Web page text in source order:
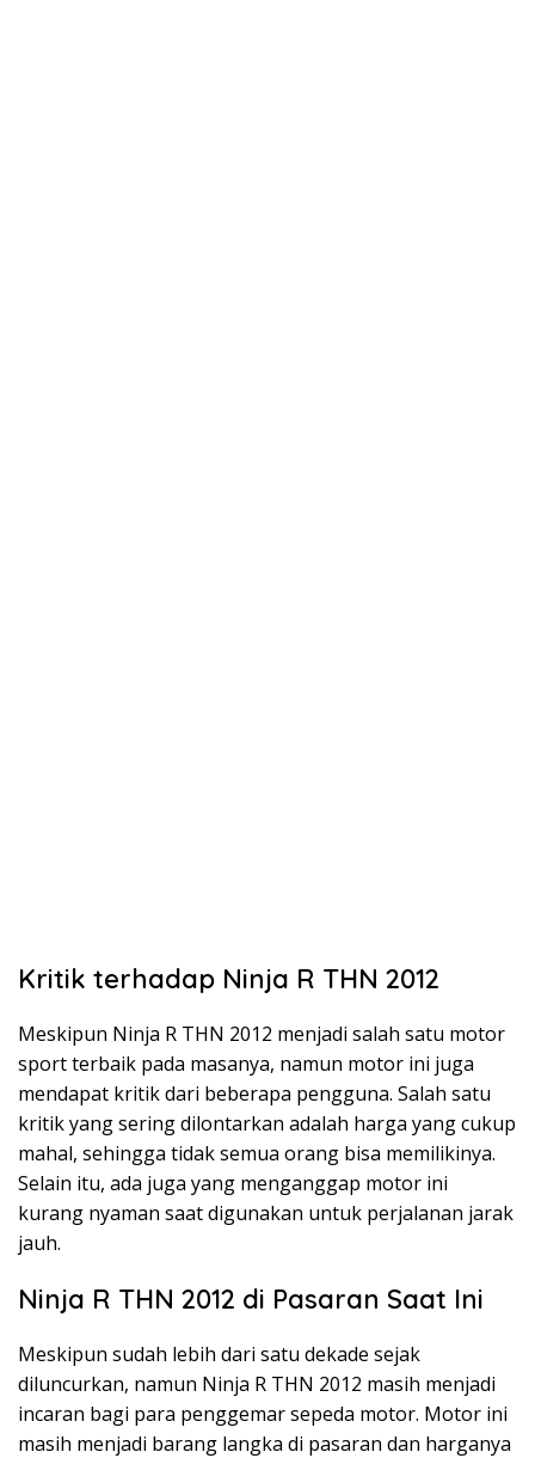
Kritik terhadap Ninja R THN 2012
Meskipun Ninja R THN 2012 menjadi salah satu motor
sport terbaik pada masanya, namun motor ini juga
mendapat kritik dari beberapa pengguna. Salah satu
kritik yang sering dilontarkan adalah harga yang cukup
mahal, sehingga tidak semua orang bisa memilikinya.
Selain itu, ada juga yang menganggap motor ini
kurang nyaman saat digunakan untuk perjalanan jarak
jauh.
Ninja R THN 2012 di Pasaran Saat Ini
Meskipun sudah lebih dari satu dekade sejak
diluncurkan, namun Ninja R THN 2012 masih menjadi
incaran bagi para penggemar sepeda motor. Motor ini
masih menjadi barang langka di pasaran dan harganya